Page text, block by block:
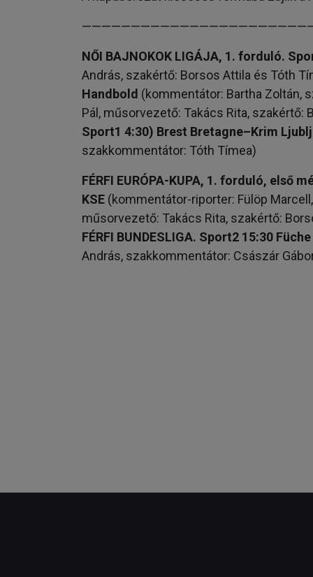
NŐI BAJNOKOK LIGÁJA, 1. forduló.
András, szakértő: Borsos Attila és Tóth
Handbold (kommentátor: Bartha Zoltán,
Pál, műsorvezető: Takács Rita, szakértő:
Sport1 4:30) Brest Bretagne–Krim
szakkommentátor: Tóth Tímea)
FÉRFI EURÓPA-KUPA, 1. forduló, első
KSE (kommentátor-riporter: Fülöp
műsorvezető: Takács Rita, szakértő:
FÉRFI BUNDESLIGA. Sport2 15:30
András, szakkommentátor: Császár